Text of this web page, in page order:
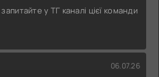
у ТГ каналі цієї команди
06.07.26